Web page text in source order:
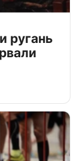
ругань